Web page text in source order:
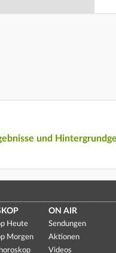
und
Heute
Morgen
ON AIR
Sendungen
Aktionen
Videos